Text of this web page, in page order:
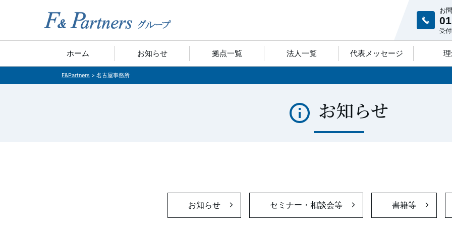
お
受
ホーム お知らせ 拠点一覧 法人一覧 代表メッセージ
お知らせ
F&Partners > 名古屋事務所
お知らせ セミナー・相談会等 書籍等